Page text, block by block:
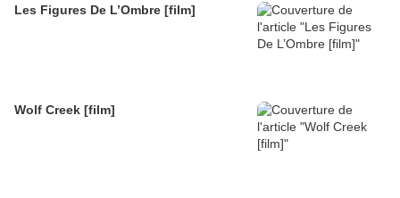
Les Figures De L’Ombre [film]
Wolf Creek [film]